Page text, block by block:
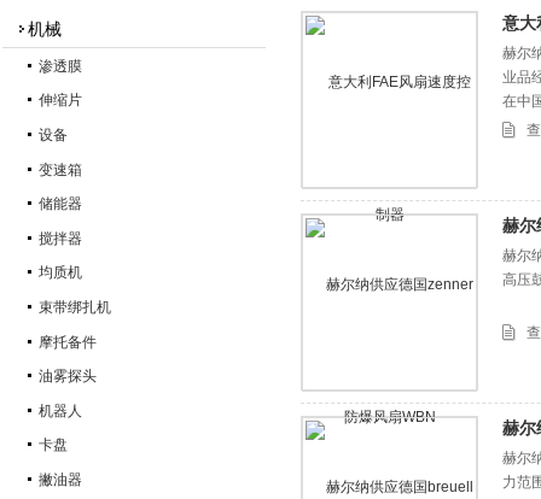
机械
渗透膜
伸缩片
设备
变速箱
储能器
搅拌器
均质机
束带绑扎机
摩托备件
油雾探头
机器人
卡盘
撇油器
意大
赫尔
业品
在中
赫尔
赫尔
高压
赫
赫尔
力范